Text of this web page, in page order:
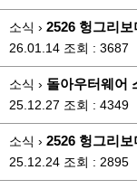
소식 › 2526 헝그리
26.01.14 조회 : 3687
소식 › 돌아우터웨어
25.12.27 조회 : 4349
소식 › 2526 헝그리
25.12.24 조회 : 2895